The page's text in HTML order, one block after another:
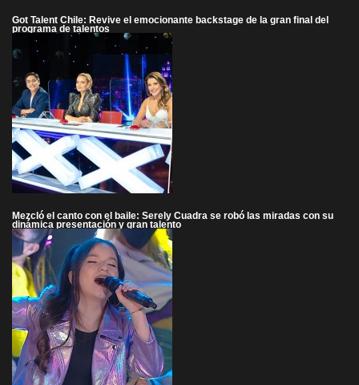
Got Talent Chile: Revive el emocionante backstage de la gran final del
programa de talentos
Mezcló el canto con el baile: Serely Cuadra se robó las miradas con su
dinámica presentación y gran talento